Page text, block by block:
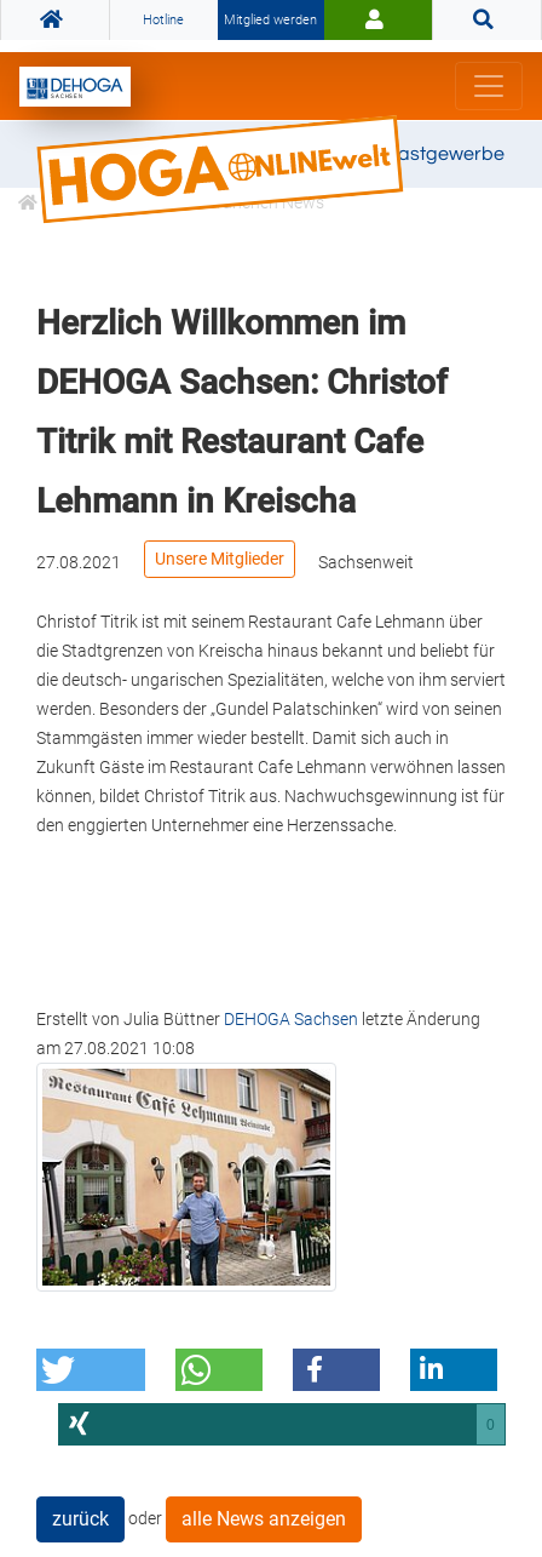
Hotline Mitglied werden
Gemeinsam stark für das Gastgewerbe
Informationen Branchen News
Herzlich Willkommen im
DEHOGA Sachsen: Christof
Titrik mit Restaurant Cafe
Lehmann in Kreischa
27.08.2021 Unsere Mitglieder Sachsenweit
Christof Titrik ist mit seinem Restaurant Cafe Lehmann über
die Stadtgrenzen von Kreischa hinaus bekannt und beliebt für
die deutsch- ungarischen Spezialitäten, welche von ihm serviert
werden. Besonders der „Gundel Palatschinken“ wird von seinen
Stammgästen immer wieder bestellt. Damit sich auch in
Zukunft Gäste im Restaurant Cafe Lehmann verwöhnen lassen
können, bildet Christof Titrik aus. Nachwuchsgewinnung ist für
den enggierten Unternehmer eine Herzenssache.
Erstellt von Julia Büttner DEHOGA Sachsen letzte Änderung
am27.08.2021 10:08
0
zurück oder alle News anzeigen